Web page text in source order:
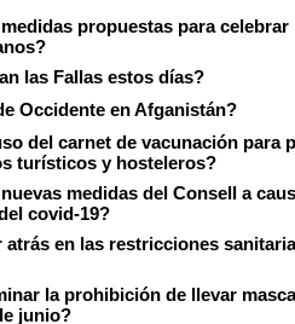
propuestas para celebrar
las Fallas estos días?
Occidente en Afganistán?
del carnet de vacunación para
turísticos y hosteleros?
medidas del Consell a
covid-19?
atrás en las restricciones
la prohibición de llevar
junio?